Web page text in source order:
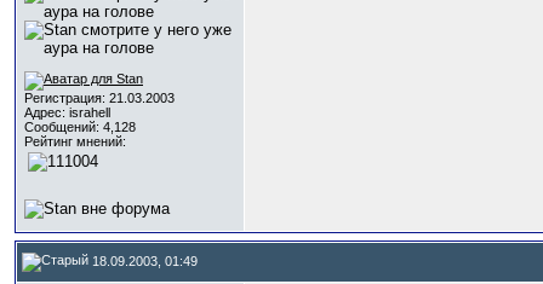
Регистрация: 21.03.2003
Адрес: israhell
Сообщений: 4,128
Рейтинг мнений:
18.09.2003, 01:49